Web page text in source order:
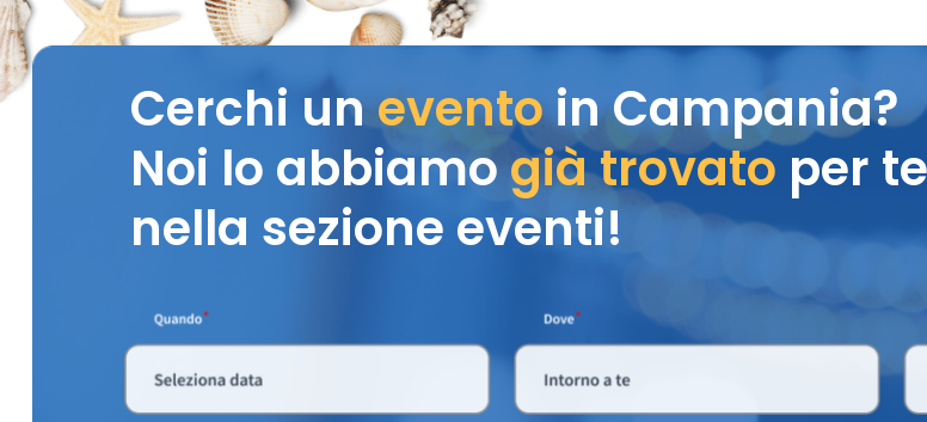
Cerchi uneventoin Campania?
Noi lo abbiamogià trovato per te
nella sezione eventi!